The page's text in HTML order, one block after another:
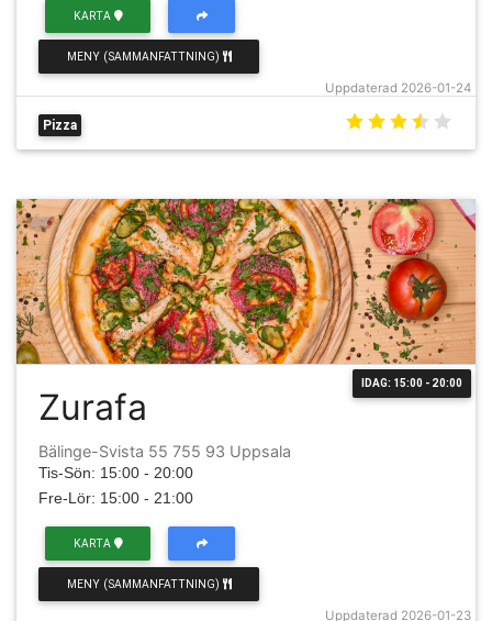
Uppdaterad 2026-01-24
KARTA
MENY (SAMMANFATTNING)
Pizza
IDAG: 15:00 - 20:00
Zurafa
Bälinge-Svista 55 755 93 Uppsala
Tis-Sön: 15:00 - 20:00
Fre-Lör: 15:00 - 21:00
Uppdaterad 2026-01-23
KARTA
MENY (SAMMANFATTNING)